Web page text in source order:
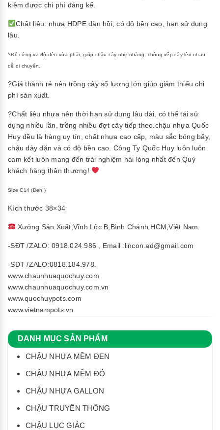
kiệm được chi phí đáng kể.
Chất liệu: nhựa HDPE đàn hồi, có độ bền cao, hạn sử dụng
lâu.
?Độ cứng và độ dẻo vừa phải, giúp chậu cây nhẹ nhàng, chồng xếp cây lên nhau
dễ di chuyển.
?Giá thành rẻ nên trồng cây số lượng lớn giúp giảm thiểu chi
phí sản xuất.
?Chất liệu nhựa nên thời hạn sử dụng lâu dài, có thể tái sử
dụng nhiều lần, trồng nhiều đợt cây tiếp theo.chậu nhựa Quốc
Huy đều là hàng uy tín, chất nhựa cao cấp, màu sắc bóng bẩy,
chậu dày dặn và có độ bền cao. Công Ty Quốc Huy luôn luôn
cam kết luôn mang đến trải nghiệm hài lòng nhất đến Quý
khách hàng thân thương!
Size C14 (Đen )
Kích thước 38×34
Xưởng Sản Xuất,Vĩnh Lộc B,Bình Chánh HCM,Việt Nam.
-SĐT /ZALO: 0918.024.986 , Email :lincon.ad@gmail.com
-SĐT /ZALO:0818.184.978.
www.chaunhuaquochuy.com
www.chaunhuaquochuy.com.vn
www.quochuypots.com
www.vietnampots.vn
DANH MỤC SẢN PHẨM
CHẬU NHỰA MỀM ĐEN
CHẬU NHỰA MỀM ĐỎ
CHẬU NHỰA GALLON
CHẬU TRUYỀN THỐNG
CHẬU LỤC GIÁC